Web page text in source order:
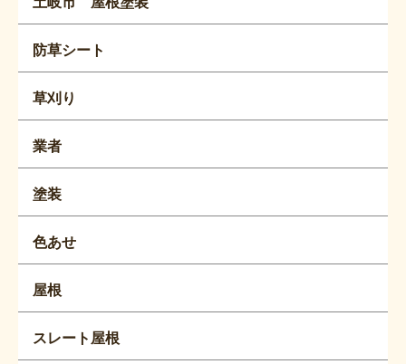
防草シート
草刈り
業者
塗装
色あせ
屋根
スレート屋根